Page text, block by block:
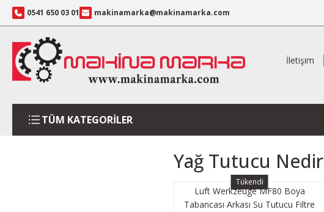
0541 650 03 01 makinamarka@makinamarka.com
İletişim
TÜM KATEGORİLER
Yağ Tutucu Nedir
Tükendi
Luft Werkzeuge MF80 Boya
Tabancası Arkası Su Tutucu Filtre